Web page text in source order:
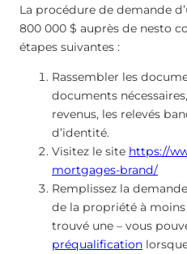
La procédure de demande
800 000 $ auprès de nesto
étapes suivantes :
Rassembler les
documents
revenus, les relevés
d’identité.
Visitez le site https://
mortgages-brand/
Remplissez la
de la propriété à moins
trouvé une – vous
préqualification